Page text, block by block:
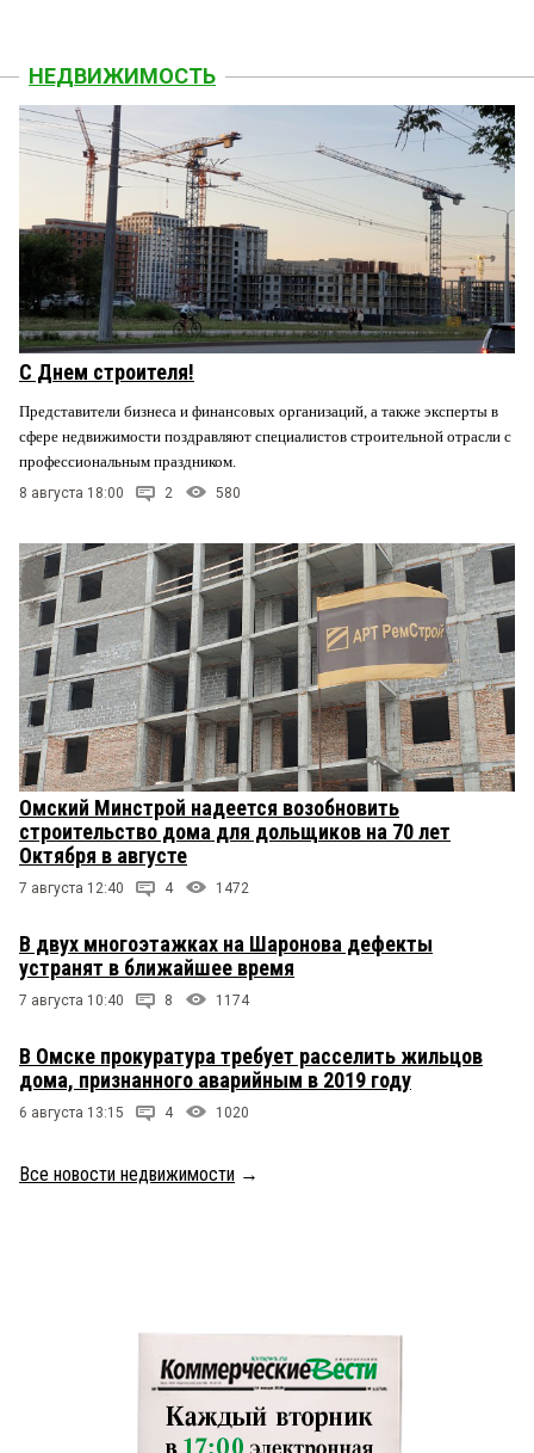
НЕДВИЖИМОСТЬ
С Днем строителя!
Представители бизнеса и финансовых организаций, а также эксперты в
сфере недвижимости поздравляют специалистов строительной отрасли с
профессиональным праздником.
8 августа 18:00 2 580
Омский Минстрой надеется возобновить
строительство дома для дольщиков на 70 лет
Октября в августе
7 августа 12:40 4 1472
В двух многоэтажках на Шаронова дефекты
устранят в ближайшее время
7 августа 10:40 8 1174
В Омске прокуратура требует расселить жильцов
дома, признанного аварийным в 2019 году
6 августа 13:15 4 1020
Все новости недвижимости →